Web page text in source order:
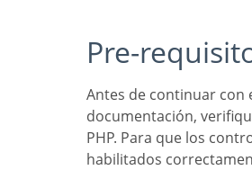
Pre-
Antes de continuar con esta
documentación,
PHP. Para que los
habilitados